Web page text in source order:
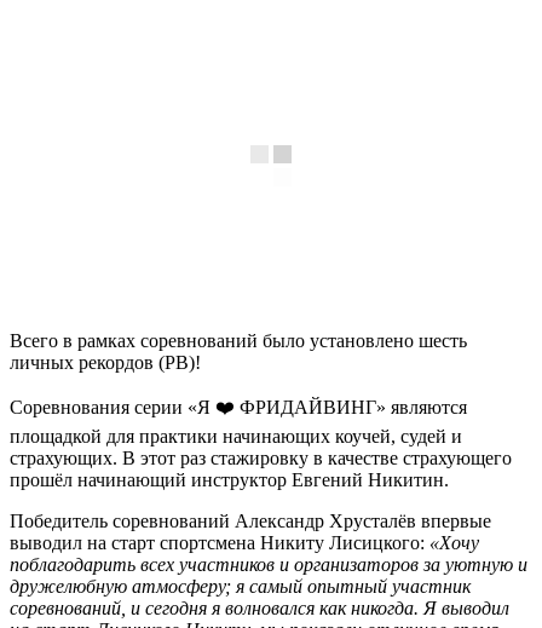
Всего в рамках соревнований было установлено шесть
личных рекордов (PB)!
Соревнования серии «Я ❤️ ФРИДАЙВИНГ» являются
площадкой для практики начинающих коучей, судей и
страхующих. В этот раз стажировку в качестве страхующего
прошёл начинающий инструктор Евгений Никитин.
Победитель соревнований Александр Хрусталёв впервые
выводил на старт спортсмена Никиту Лисицкого: «Хочу
поблагодарить всех участников и организаторов за уютную и
дружелюбную атмосферу; я самый опытный участник
соревнований, и сегодня я волновался как никогда. Я выводил